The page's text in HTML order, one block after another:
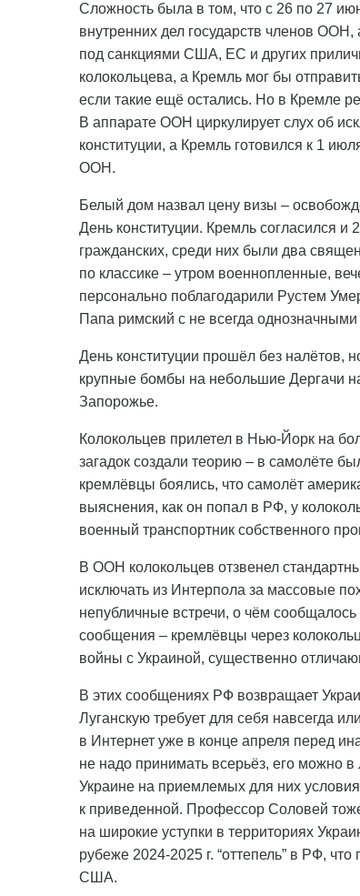
Сложность была в том, что с 26 по 27
внутренних дел государств членов
под санкциями США, ЕС и других
колокольцева, а Кремль мог бы
если такие ещё остались. Но в Кремле
В аппарате ООН циркулирует слух об
конституции, а Кремль готовился к 1
ООН.
Белый дом назвал цену визы –
День конституции. Кремль согласился
гражданских, среди них были два
по классике – утром военнопленные,
персонально поблагодарили Рустем
Папа римский с не всегда
День конституции прошёл без налётов,
крупные бомбы на небольшие Дергачи
Запорожье.
Колокольцев прилетел в Нью-Йорк на
загадок создали теорию – в самолёте
кремлёвцы боялись, что самолёт
выяснения, как он попал в РФ, у
военный транспортник собственного
В ООН колокольцев отзвенел
исключать из Интерпола за массовые
непубличные встречи, о чём
сообщения – кремлёвцы через
войны с Украиной, существенно
В этих сообщениях РФ возвращает
Луганскую требует для себя навсегда
в Интернет уже в конце апреля перед
не надо принимать всерьёз, его можно
Украине на приемлемых для них
к приведенной. Профессор Соловей
на широкие уступки в территориях
рубеже 2024-2025 г. “оттепель” в РФ,
США.